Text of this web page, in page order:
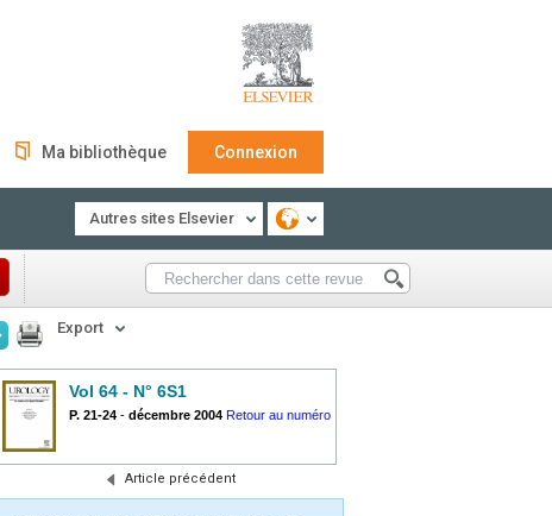
Ma bibliothèque Connexion
Autres sites Elsevier
Export
Vol 64 - N° 6S1
P. 21-24 - décembre 2004 Retour au numéro
Article précédent